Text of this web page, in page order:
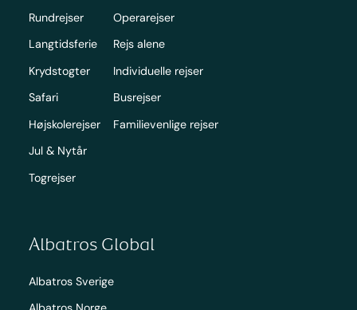
Rundrejser
Langtidsferie
Krydstogter
Safari
Højskolerejser
Jul & Nytår
Togrejser
Operarejser
Rejs alene
Individuelle rejser
Busrejser
Familievenlige rejser
Albatros Global
Albatros Sverige